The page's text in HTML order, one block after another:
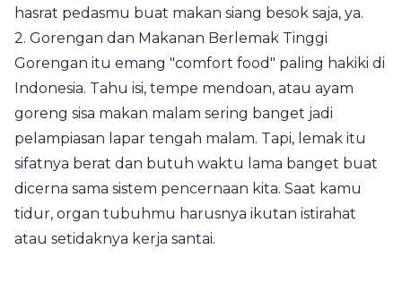
hasrat pedasmu buat makan siang besok saja, ya.
2. Gorengan dan Makanan Berlemak Tinggi
Gorengan itu emang "comfort food" paling hakiki di
Indonesia. Tahu isi, tempe mendoan, atau ayam
goreng sisa makan malam sering banget jadi
pelampiasan lapar tengah malam. Tapi, lemak itu
sifatnya berat dan butuh waktu lama banget buat
dicerna sama sistem pencernaan kita. Saat kamu
tidur, organ tubuhmu harusnya ikutan istirahat
atau setidaknya kerja santai.